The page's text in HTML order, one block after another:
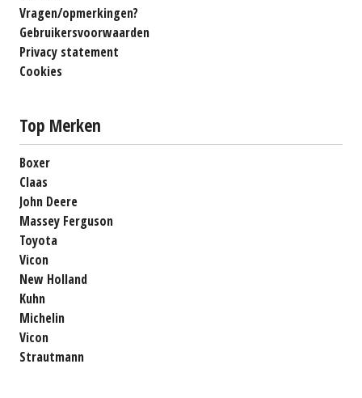
Vragen/opmerkingen?
Gebruikersvoorwaarden
Privacy statement
Cookies
Top Merken
Boxer
Claas
John Deere
Massey Ferguson
Toyota
Vicon
New Holland
Kuhn
Michelin
Vicon
Strautmann